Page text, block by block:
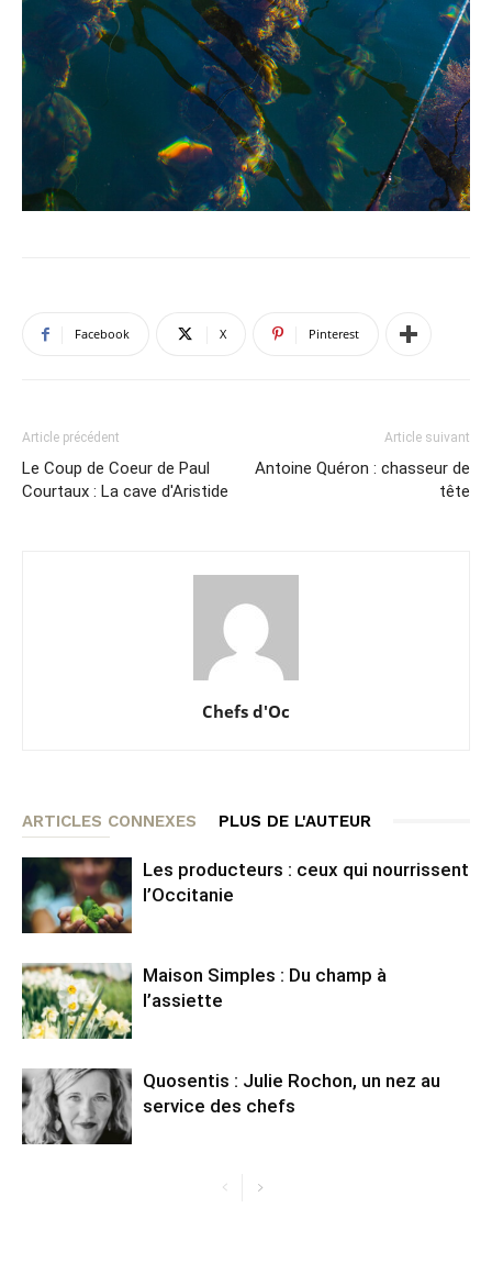
Facebook X Pinterest
Article précédent
Le Coup de Coeur de Paul
Courtaux : La cave d'Aristide
Article suivant
Antoine Quéron : chasseur de
tête
Chefs d'Oc
ARTICLES CONNEXES PLUS DE L'AUTEUR
Les producteurs : ceux qui nourrissent
l’Occitanie
Maison Simples : Du champ à
l’assiette
Quosentis : Julie Rochon, un nez au
service des chefs